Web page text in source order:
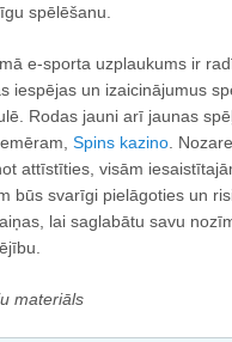
spēlēšanu.
e-sporta uzplaukums ir
iespējas un izaicinājumus
Rodas jauni arī jaunas
Spins kazino.
attīstīties, visām
būs svarīgi pielāgoties un
lai saglabātu savu
materiāls